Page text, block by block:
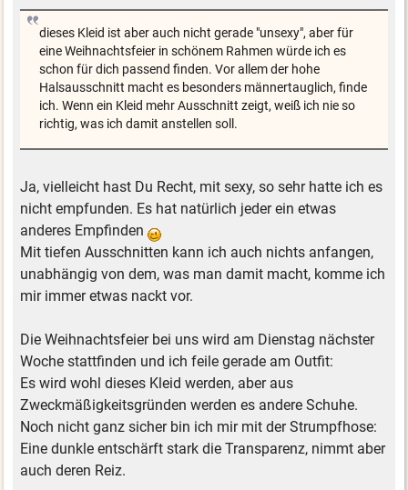
dieses Kleid ist aber auch nicht gerade "unsexy", aber für
eine Weihnachtsfeier in schönem Rahmen würde ich es
schon für dich passend finden. Vor allem der hohe
Halsausschnitt macht es besonders männertauglich, finde
ich. Wenn ein Kleid mehr Ausschnitt zeigt, weiß ich nie so
richtig, was ich damit anstellen soll.
Ja, vielleicht hast Du Recht, mit sexy, so sehr hatte ich es
nicht empfunden. Es hat natürlich jeder ein etwas
anderes Empfinden
Mit tiefen Ausschnitten kann ich auch nichts anfangen,
unabhängig von dem, was man damit macht, komme ich
mir immer etwas nackt vor.
Die Weihnachtsfeier bei uns wird am Dienstag nächster
Woche stattfinden und ich feile gerade am Outfit:
Es wird wohl dieses Kleid werden, aber aus
Zweckmäßigkeitsgründen werden es andere Schuhe.
Noch nicht ganz sicher bin ich mir mit der Strumpfhose:
Eine dunkle entschärft stark die Transparenz, nimmt aber
auch deren Reiz.